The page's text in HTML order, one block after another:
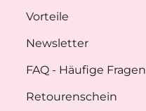
Vorteile
Newsletter
FAQ - Häufige Fragen
Retourenschein